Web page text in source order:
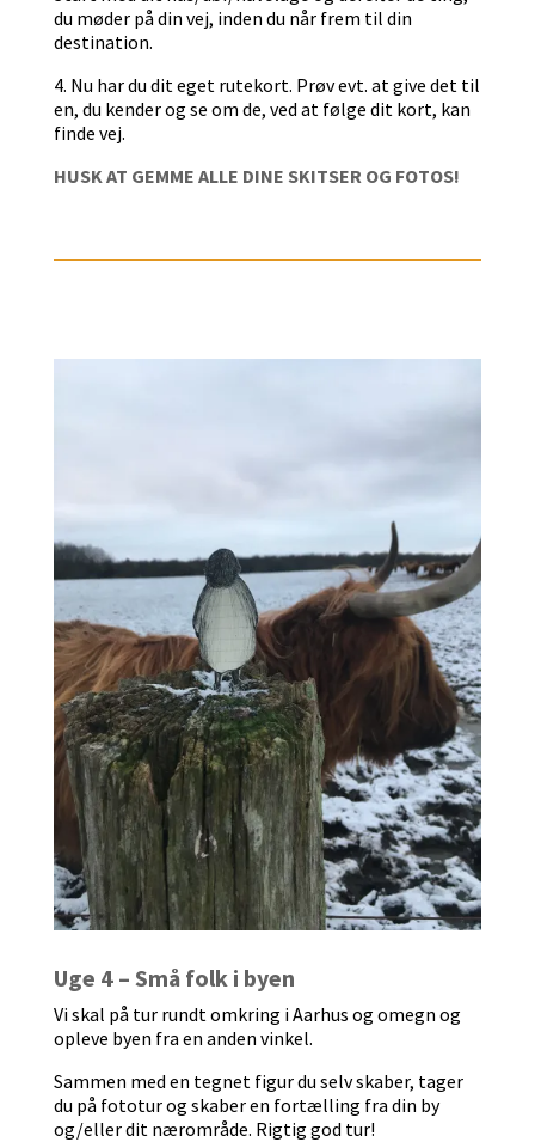
du møder på din vej, inden du når frem til din
destination.
4. Nu har du dit eget rutekort. Prøv evt. at give det til
en, du kender og se om de, ved at følge dit kort, kan
finde vej.
HUSK AT GEMME ALLE DINE SKITSER OG FOTOS!
Uge 4 – Små folk i byen
Vi skal på tur rundt omkring i Aarhus og omegn og
opleve byen fra en anden vinkel.
Sammen med en tegnet figur du selv skaber, tager
du på fototur og skaber en fortælling fra din by
og/eller dit nærområde. Rigtig god tur!